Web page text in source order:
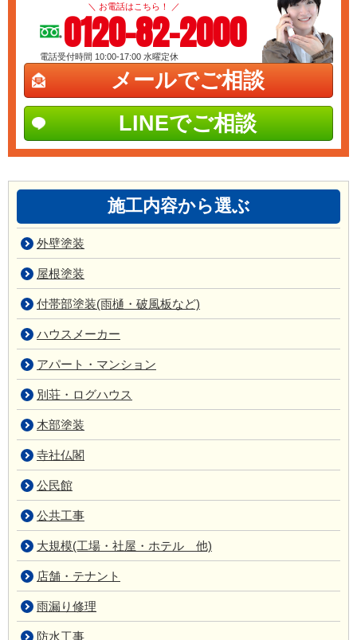
＼ お電話はこちら！ ／
0120-82-2000
電話受付時間 10:00-17:00 水曜定休
メールでご相談
LINEでご相談
施工内容から選ぶ
外壁塗装
屋根塗装
付帯部塗装(雨樋・破風板など)
ハウスメーカー
アパート・マンション
別荘・ログハウス
木部塗装
寺社仏閣
公民館
公共工事
大規模(工場・社屋・ホテル 他)
店舗・テナント
雨漏り修理
防水工事